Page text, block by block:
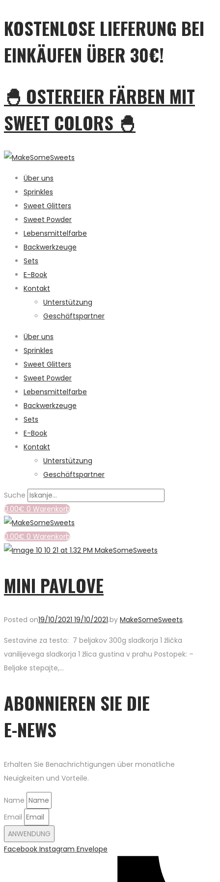
KOSTENLOSE LIEFERUNG BEI
EINKÄUFEN ÜBER 30€!
🐣 OSTEREIER FÄRBEN MIT
SWEET COLORS 🐣
Über uns
Sprinkles
Sweet Glitters
Sweet Powder
Lebensmittelfarbe
Backwerkzeuge
Sets
E-Book
Kontakt
Unterstützung
Geschäftspartner
Über uns
Sprinkles
Sweet Glitters
Sweet Powder
Lebensmittelfarbe
Backwerkzeuge
Sets
E-Book
Kontakt
Unterstützung
Geschäftspartner
Suche
0.00€ 0 Warenkorb
0.00€ 0 Warenkorb
MINI PAVLOVE
Posted on19/10/2021 19/10/2021.by MakeSomeSweets.
Sestavine za testo: 7 beljakov 300g sladkorja 1 žlička
vanilijevega sladkorja 1 žlica gustina v prahu Postopek: –
Beljake stepajte,…
ABONNIEREN SIE DIE
E-NEWS
Erhalten Sie Benachrichtigungen über monatliche
Neuigkeiten und Vorteile.
Name
Email
ANWENDUNG
Facebook Instagram Envelope